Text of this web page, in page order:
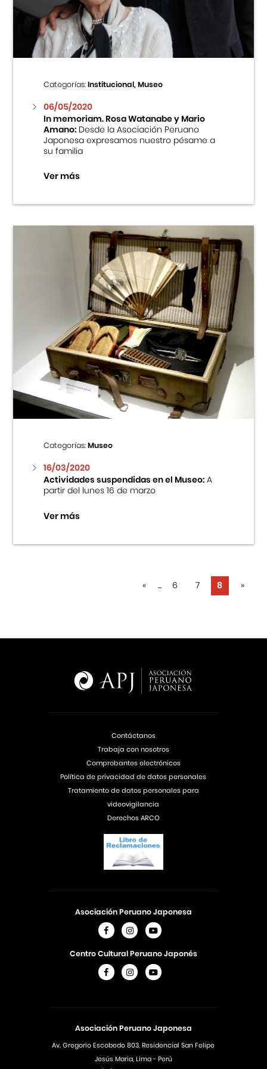
Centro Cultural Peruano Japonés
Cursos
Museo de la Inmigración Japonesa
Fondo Editorial
Teatro Peruano Japonés
Categorías:Institucional, Museo
06/05/2020
In memoriam. Rosa Watanabe y Mario
Amano:Desde la Asociación Peruano
Japonesa expresamos nuestro pésame a
su familia
Ver más
Categorías:Museo
16/03/2020
Actividades suspendidas en el Museo:A
partir del lunes 16 de marzo
Ver más
« ... 6 7 8 »
Asociación Peruano Japonesa
Av. Gregorio Escobedo 803, Residencial San Felipe
Jesús Maria, Lima - Perú
Asociación Peruano Japonesa
Centro Cultural Peruano Japonés
Contáctanos
Trabaja con nosotros
Comprobantes electrónicos
Política de privacidad de datos personales
Tratamiento de datos personales para
videovigilancia
Derechos ARCO